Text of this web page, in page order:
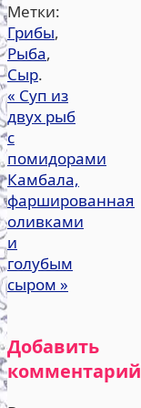
Метки:
Грибы,
Рыба,
Сыр.
« Суп из
двух рыб
с
помидорами
Камбала,
фаршированная
оливками
и
голубым
сыром »
Добавить
комментарий